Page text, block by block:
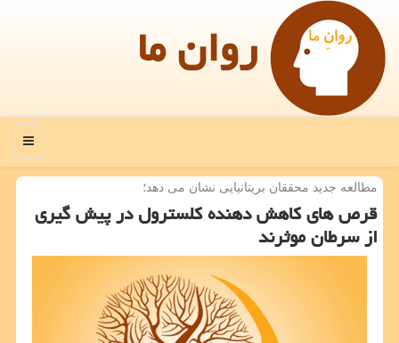
روان ما
منو
مطالعه جدید محققان بریتانیایی نشان می دهد؛
قرص های كاهش دهنده كلسترول در پیش گیری
از سرطان موثرند